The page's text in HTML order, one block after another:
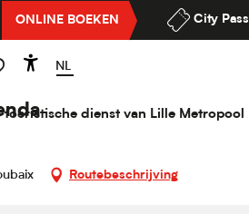
ONLINE BOEKEN City Pass
dienst van Lille Metropool
NL
Agenda ART
Routebeschrijving